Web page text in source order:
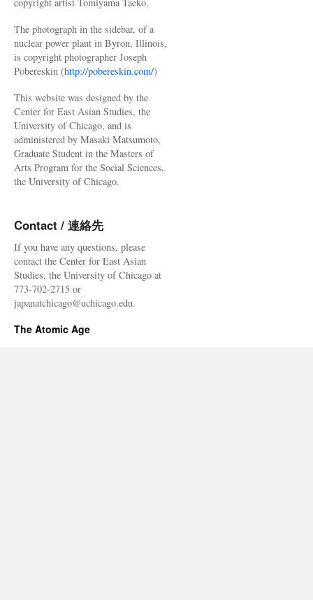
The photograph in the sidebar, of a
nuclear power plant in Byron, Illinois,
is copyright photographer Joseph
Pobereskin (http://pobereskin.com/)
This website was designed by the
Center for East Asian Studies, the
University of Chicago, and is
administered by Masaki Matsumoto,
Graduate Student in the Masters of
Arts Program for the Social Sciences,
the University of Chicago.
Contact / 連絡先
If you have any questions, please
contact the Center for East Asian
Studies, the University of Chicago at
773-702-2715 or
japanatchicago@uchicago.edu.
The Atomic Age